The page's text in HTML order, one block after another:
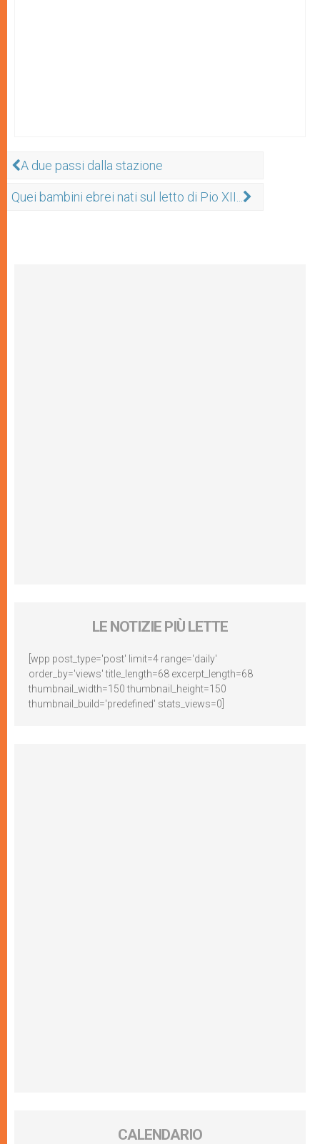
A due passi dalla stazione
Quei bambini ebrei nati sul letto di Pio XII...
LE NOTIZIE PIÙ LETTE
[wpp post_type='post' limit=4 range='daily'
order_by='views' title_length=68 excerpt_length=68
thumbnail_width=150 thumbnail_height=150
thumbnail_build='predefined' stats_views=0]
CALENDARIO